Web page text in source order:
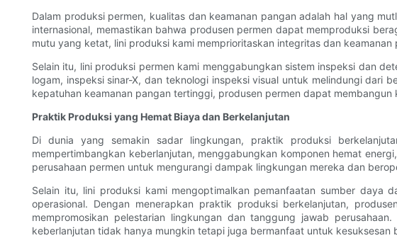
Dalam produksi permen, kualitas dan keamanan pangan adalah hal yang
internasional, memastikan bahwa produsen permen dapat memproduksi
mutu yang ketat, lini produksi kami memprioritaskan integritas dan keamanan
Selain itu, lini produksi permen kami menggabungkan sistem inspeksi dan
logam, inspeksi sinar-X, dan teknologi inspeksi visual untuk melindungi dari
kepatuhan keamanan pangan tertinggi, produsen permen dapat
Praktik Produksi yang Hemat Biaya dan Berkelanjutan
Di dunia yang semakin sadar lingkungan, praktik produksi
mempertimbangkan keberlanjutan, menggabungkan komponen hemat
perusahaan permen untuk mengurangi dampak lingkungan mereka dan
Selain itu, lini produksi kami mengoptimalkan pemanfaatan sumber daya
operasional. Dengan menerapkan praktik produksi berkelanjutan,
mempromosikan pelestarian lingkungan dan tanggung jawab
keberlanjutan tidak hanya mungkin tetapi juga bermanfaat untuk kesuksesan